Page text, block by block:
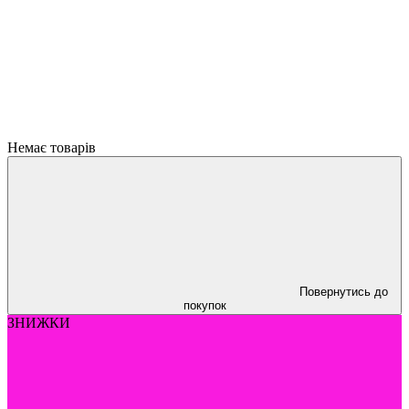
Немає товарів
Повернутись до
покупок
ЗНИЖКИ